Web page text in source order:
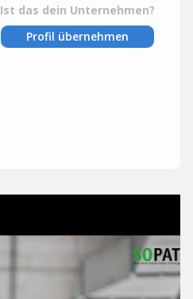
Ist das dein Unternehmen?
Profil übernehmen